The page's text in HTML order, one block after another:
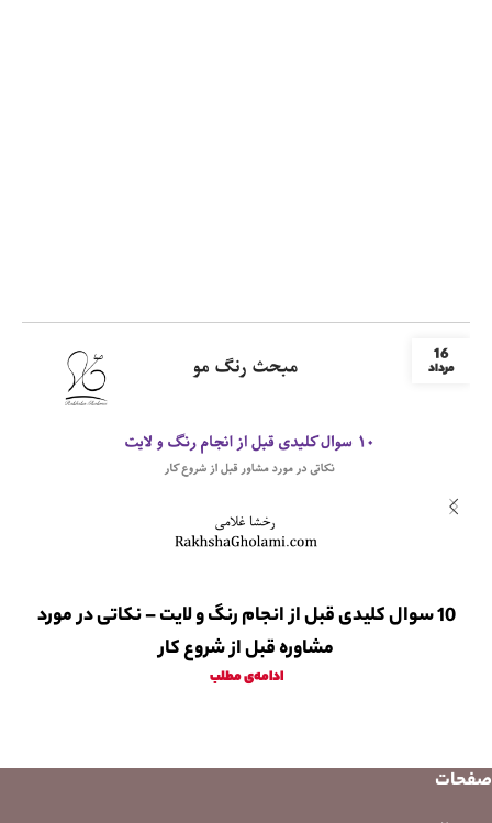
16
مرداد
10 سوال کلیدی قبل از انجام رنگ و لایت – نکاتی در مورد
مشاوره قبل از شروع کار
ادامه‌ی مطلب
صفحات